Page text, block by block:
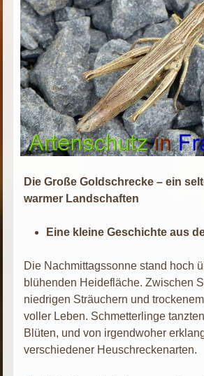
Die Große Goldschrecke – ein
warmer Landschaften
Eine kleine Geschichte aus
Die Nachmittagssonne stand hoch
blühenden Heidefläche. Zwischen
niedrigen Sträuchern und
voller Leben. Schmetterlinge
Blüten, und von irgendwoher
verschiedener Heuschreckenarten.